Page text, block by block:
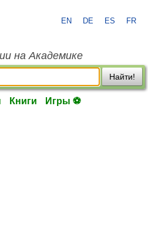
EN DE ES FR
на Академике
Найти!
Книги Игры ⚽